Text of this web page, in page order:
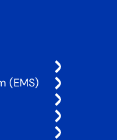
(EMS)